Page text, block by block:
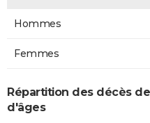
Hommes
Femmes
Répartition des décès
d'âges